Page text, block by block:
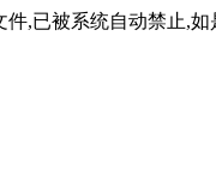
件,已被系统自动禁止,